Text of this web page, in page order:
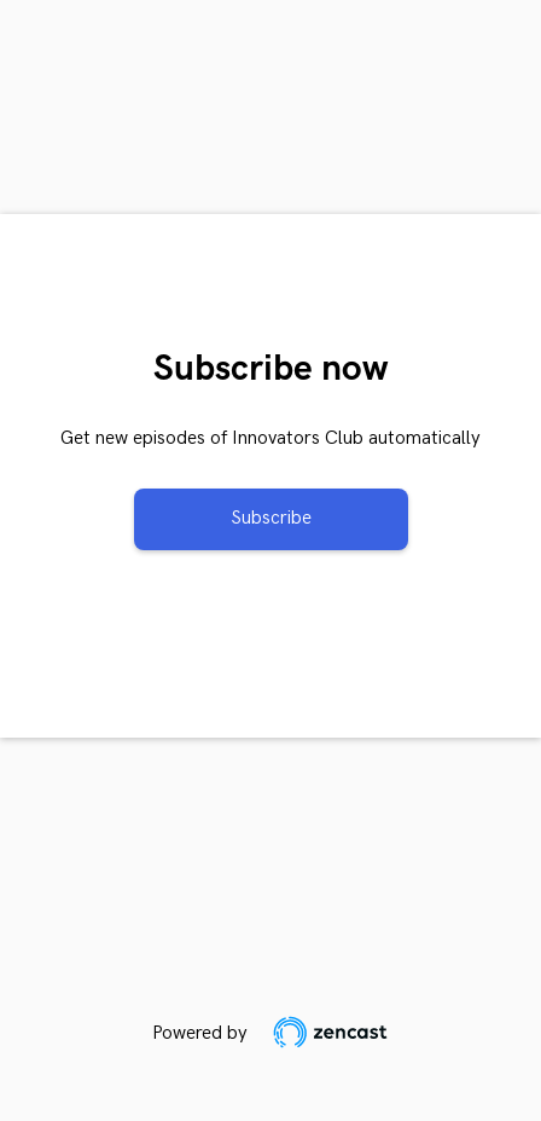
Subscribe now
Get new episodes of Innovators Club automatically
Subscribe
Powered by